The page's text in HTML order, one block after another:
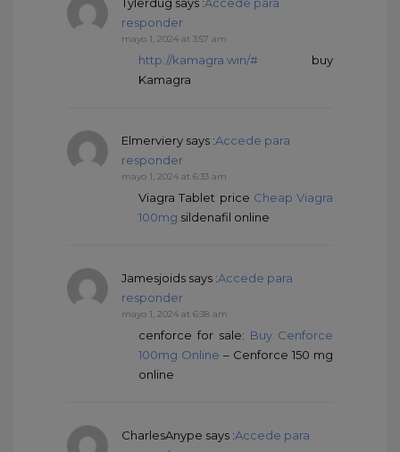
responder
mayo 1, 2024 at 3:57 am
http://kamagra.win/# buy
Kamagra
Elmerviery says :Accede para
responder
mayo 1, 2024 at 6:33 am
Viagra Tablet price Cheap Viagra
100mg sildenafil online
Jamesjoids says :Accede para
responder
mayo 1, 2024 at 6:38 am
cenforce for sale: Buy Cenforce
100mg Online – Cenforce 150 mg
online
CharlesAnype says :Accede para